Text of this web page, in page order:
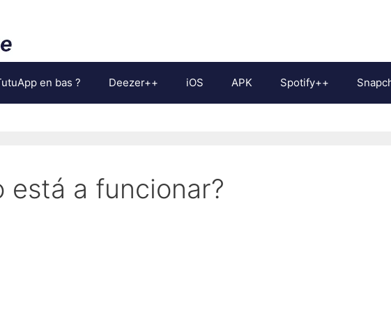
en bas ? Deezer++ iOS APK Spotify++
está a funcionar?